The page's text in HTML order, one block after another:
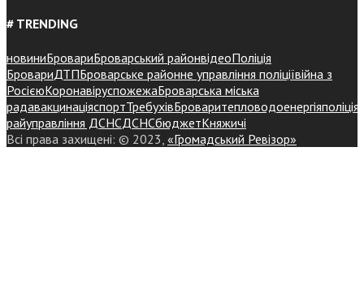
# TRENDING
новиниБровариБроварський районвідеоПоліція
БровариДТПБроварське районне управління поліціївійна з
РосієюКоронавіруспожежаБроварська міська
радавакцинаціяспортТребухівБроваритепловодоенергіяполіція
райуправління ДСНСДСНСбюджетКняжичі
Всі права захищені: © 2023, «Громадський Ревізор»